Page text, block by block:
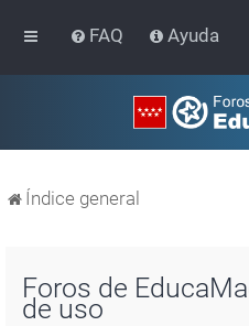
FAQ Ayuda
Índice general
Foros de
de uso